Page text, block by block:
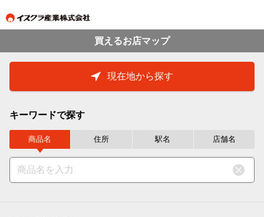
買えるお店マップ
現在地から探す
キーワードで探す
商品名 住所 駅名 店舗名